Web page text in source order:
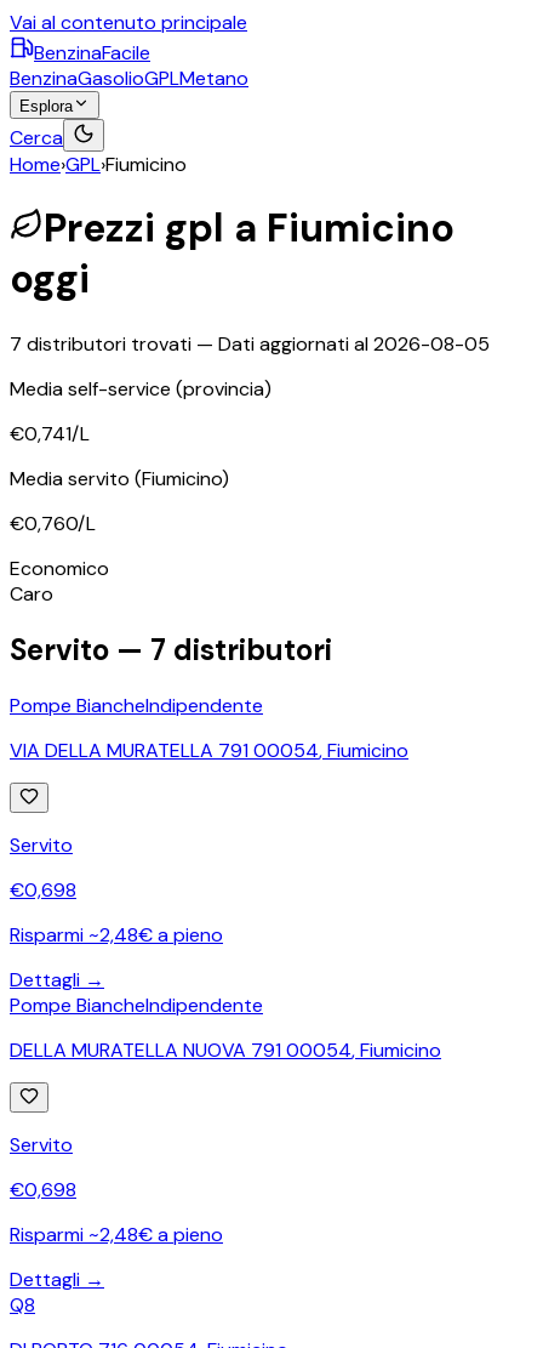
Vai al contenuto principale
BenzinaFacile
BenzinaGasolioGPLMetano
Esplora
Cerca
Home›GPL›Fiumicino
Prezzi gpl a Fiumicino
oggi
7 distributori trovati — Dati aggiornati al2026-08-05
Media self-service (provincia)
€0,741/L
Media servito (Fiumicino)
€0,760/L
Economico
Caro
Servito — 7 distributori
Pompe BiancheIndipendente
VIA DELLA MURATELLA 791 00054,Fiumicino
Servito
€0,698
Risparmi ~2,48€ a pieno
Dettagli →
Pompe BiancheIndipendente
DELLA MURATELLA NUOVA 791 00054,Fiumicino
Servito
€0,698
Risparmi ~2,48€ a pieno
Dettagli →
Q8